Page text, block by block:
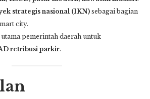
strategis nasional (IKN) sebagai bagian
city.
pemerintah daerah untuk
retribusi parkir.